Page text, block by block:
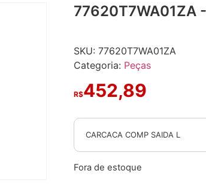
77620T7WA01ZA
SKU: 77620T7WA01ZA
Categoria: Peças
R$452,89
CARCACA COMP SAIDA L
Fora de estoque